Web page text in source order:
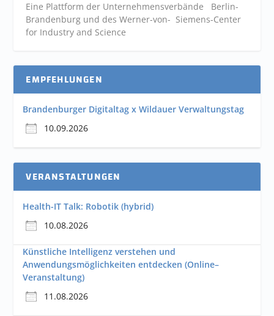
Eine Plattform der Unternehmensverbände Berlin-
Brandenburg und des Werner-von- Siemens-Center
for Industry and Science
EMPFEHLUNGEN
Brandenburger Digitaltag x Wildauer Verwaltungstag
10.09.2026
VERANSTALTUNGEN
Health-IT Talk: Robotik (hybrid)
10.08.2026
Künstliche Intelligenz verstehen und
Anwendungsmöglichkeiten entdecken (Online–
Veranstaltung)
11.08.2026